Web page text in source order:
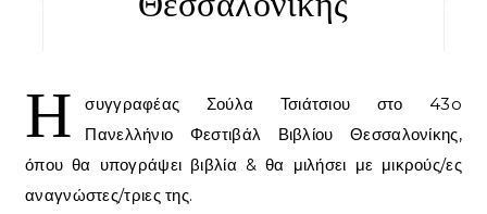
Η
συγγραφέας Σούλα Τσιάτσιου στο 43o
Πανελλήνιο Φεστιβάλ Βιβλίου Θεσσαλονίκης,
όπου θα υπογράψει βιβλία & θα μιλήσει με μικρούς/ες
αναγνώστες/τριες της.